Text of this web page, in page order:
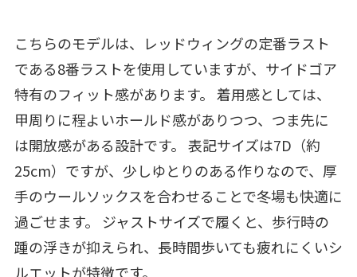
こちらのモデルは、レッドウィングの定番ラスト
である8番ラストを使用していますが、サイドゴア
特有のフィット感があります。 着用感としては、
甲周りに程よいホールド感がありつつ、つま先に
は開放感がある設計です。 表記サイズは7D（約
25cm）ですが、少しゆとりのある作りなので、厚
手のウールソックスを合わせることで冬場も快適に
過ごせます。 ジャストサイズで履くと、歩行時の
踵の浮きが抑えられ、長時間歩いても疲れにくいシ
ルエットが特徴です。